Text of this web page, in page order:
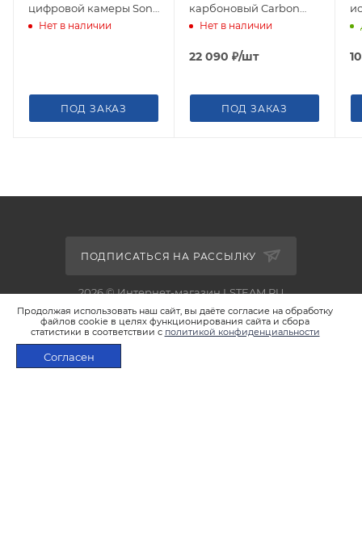
Продолжая использовать наш сайт, вы даёте согласие на обработку
файлов cookie в целях функционирования сайта и сбора
статистики в соответствии с политикой конфиденциальности
Согласен
цифровой камеры Sony
A7RVI, клетка, ручка и
Нет в наличии
ПОД ЗАКАЗ
карбоновый Carbon
Fiber Photography
Нет в наличии
22 090 ₽/шт
ПОД ЗАКАЗ
V
ПОДПИСАТЬСЯ НА РАССЫЛКУ
2026 © Интернет-магазин LSTEAM.RU